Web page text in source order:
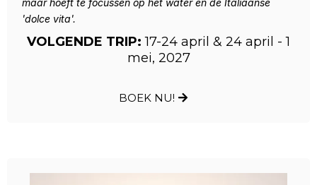
'dolce vita'.
VOLGENDE TRIP:17-24 april & 24 april - 1
mei, 2027
BOEK NU!